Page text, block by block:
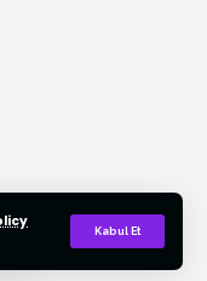
Kabul Et
Kaynak Gösterilmeden